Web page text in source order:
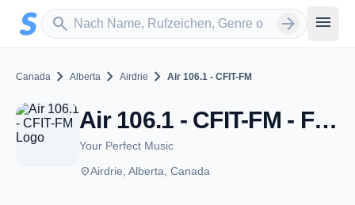
Zum Hauptinhalt springen
search
Sender suchen arrow_forward menu
Canada chevron_right Alberta chevron_right Airdrie chevron_right Air 106.1 - CFIT-FM
Air 106.1 - CFIT-FM - FM 106.1 - Airdrie, AB
Your Perfect Music
placeAirdrie, Alberta, Canada